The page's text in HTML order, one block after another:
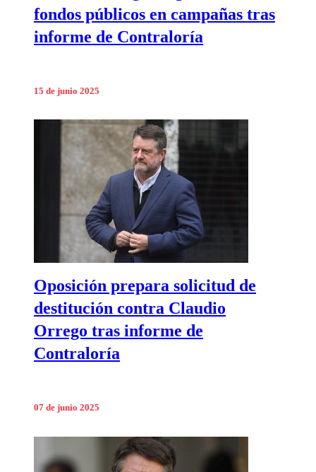
fondos públicos en campañas tras
informe de Contraloría
15 de junio 2025
Oposición prepara solicitud de
destitución contra Claudio
Orrego tras informe de
Contraloría
07 de junio 2025